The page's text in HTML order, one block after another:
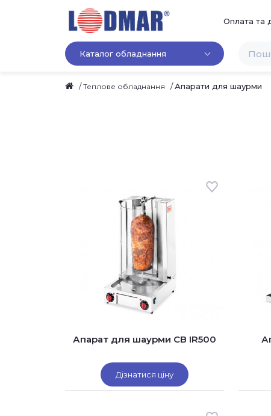
Оплата та
Каталог обладнання
Теплове обладнання Апарати для шаурми
Апарат для шаурми CB IR500
Дізнатися ціну